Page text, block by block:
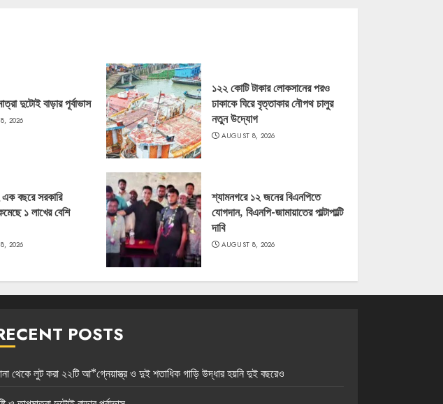
দুটোই বাড়ার পূর্বাভাস
2026
১২২ কোটি টাকার লোকসানের পরও
ঢাকাকে ঘিরে বৃত্তাকার নৌপথ চালুর
নতুন উদ্যোগ
AUGUST 8, 2026
বছরে সরকারি
১ লাখের বেশি
2026
শ্যামনগরে ১২ জনের বিএনপিতে
যোগদান, বিএনপি-জামায়াতের পাল্টাপাল্টি
দাবি
AUGUST 8, 2026
POSTS
থেকে লুট করা ২২টি আ*গ্নেয়াস্ত্র ও দুই শতাধিক গাড়ি উদ্ধার হয়নি দুই বছরেও